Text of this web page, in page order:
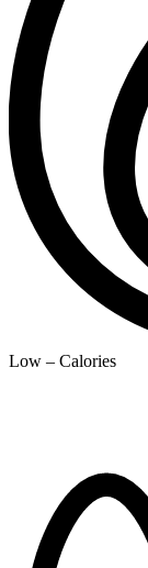
Low – Calories